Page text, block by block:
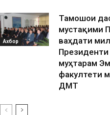
Ахбор
Тамошои
мустақими
ваҳдати
Президенти
муҳтарам
факултети
ДМТ